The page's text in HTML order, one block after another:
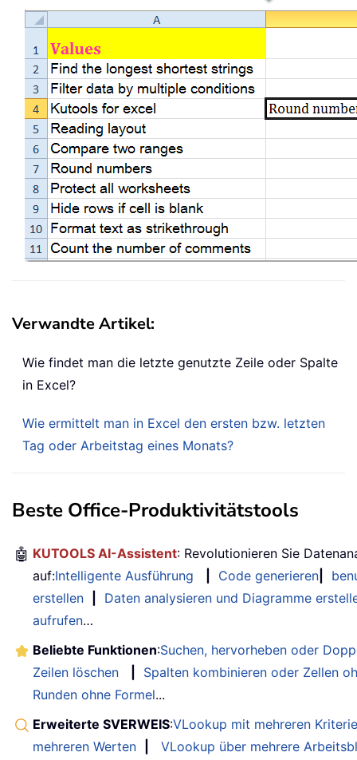
Verwandte Artikel:
Wie findet man die letzte genutzte Zeile oder Spalte
in Excel?
Wie ermittelt man in Excel den ersten bzw. letzten
Tag oder Arbeitstag eines Monats?
Beste Office-Produktivitätstools
🤖 KUTOOLS AI-Assistent: Revolutionieren Sie
auf:Intelligente Ausführung Code generieren
erstellen
Daten analysieren und Diagramme
aufrufen…
Beliebte Funktionen:Suchen, hervorheben oder
Zeilen löschen
Spalten kombinieren oder Zellen
Runden ohne Formel...
Erweiterte SVERWEIS:VLookup mit mehreren
mehreren Werten
VLookup über mehrere